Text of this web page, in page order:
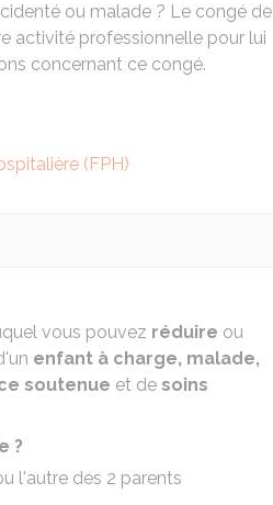
ou malade ? Le congé de
activité professionnelle pour lui
concernant ce congé.
(FPH)
vous pouvez réduire ou
enfant à charge, malade,
soutenue et de soins
?
l'autre des 2 parents